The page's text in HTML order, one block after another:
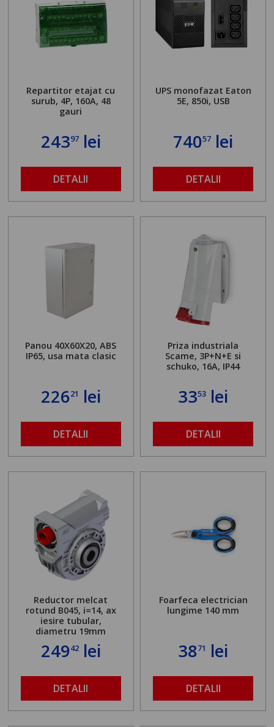
Repartitor etajat cu
surub, 4P, 160A, 48
gauri
24397lei
DETALII
UPS monofazat Eaton
5E, 850i, USB
74057 lei
DETALII
Panou 40X60X20, ABS
IP65, usa mata clasic
22621 lei
DETALII
Priza industriala
Scame, 3P+N+E si
schuko, 16A, IP44
3353 lei
DETALII
Reductor melcat
rotund B045, i=14, ax
iesire tubular,
diametru 19mm
24942lei
DETALII
Foarfeca electrician
lungime 140 mm
3871 lei
DETALII